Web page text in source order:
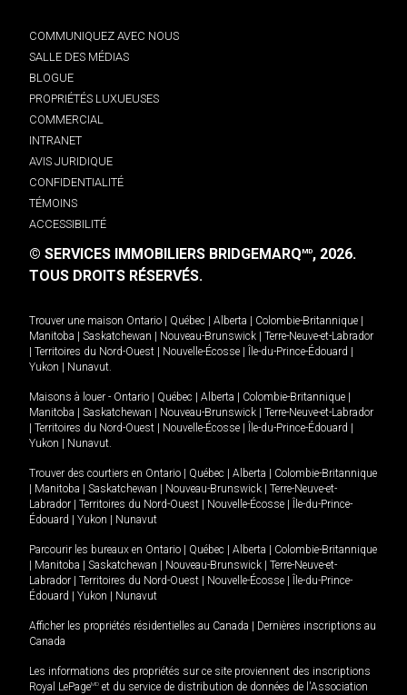
COMMUNIQUEZ AVEC NOUS
SALLE DES MÉDIAS
BLOGUE
PROPRIÉTÉS LUXUEUSES
COMMERCIAL
INTRANET
AVIS JURIDIQUE
CONFIDENTIALITÉ
TÉMOINS
ACCESSIBILITÉ
© SERVICES IMMOBILIERS BRIDGEMARQMD, 2026.
TOUS DROITS RÉSERVÉS.
Trouver une maison Ontario Québec Alberta Colombie-Britannique
Manitoba
Saskatchewan Nouveau-Brunswick
Terre-Neuve-et-Labrador
Territoires du Nord-Ouest Nouvelle-Écosse Île-du-Prince-Édouard
Yukon
Nunavut.
Maisons à louer - Ontario Québec Alberta Colombie-Britannique
Manitoba
Saskatchewan Nouveau-Brunswick
Terre-Neuve-et-Labrador
Territoires du Nord-Ouest Nouvelle-Écosse Île-du-Prince-Édouard
Yukon
Nunavut.
Trouver des courtiers en Ontario Québec Alberta
Colombie-Britannique
Manitoba Saskatchewan Nouveau-Brunswick
Terre-Neuve-et-
Labrador
Territoires du Nord-Ouest Nouvelle-Écosse
Île-du-Prince-
Édouard
Yukon Nunavut
Parcourir les bureaux en Ontario Québec Alberta
Colombie-Britannique
Manitoba Saskatchewan Nouveau-Brunswick
Terre-Neuve-et-
Labrador
Territoires du Nord-Ouest Nouvelle-Écosse
Île-du-Prince-
Édouard
Yukon Nunavut
Afficher les propriétés résidentielles au Canada
Dernières inscriptions au
Canada
Les informations des propriétés sur ce site proviennent des inscriptions
Royal LePageMD et du service de distribution de données de l'Association